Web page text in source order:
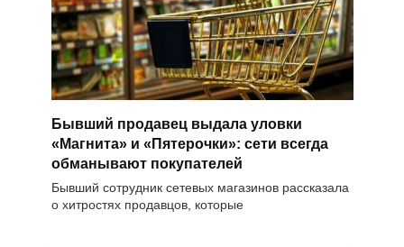
Бывший продавец выдала уловки
«Магнита» и «Пятерочки»: сети всегда
обманывают покупателей
Бывший сотрудник сетевых магазинов рассказала
о хитростях продавцов, которые